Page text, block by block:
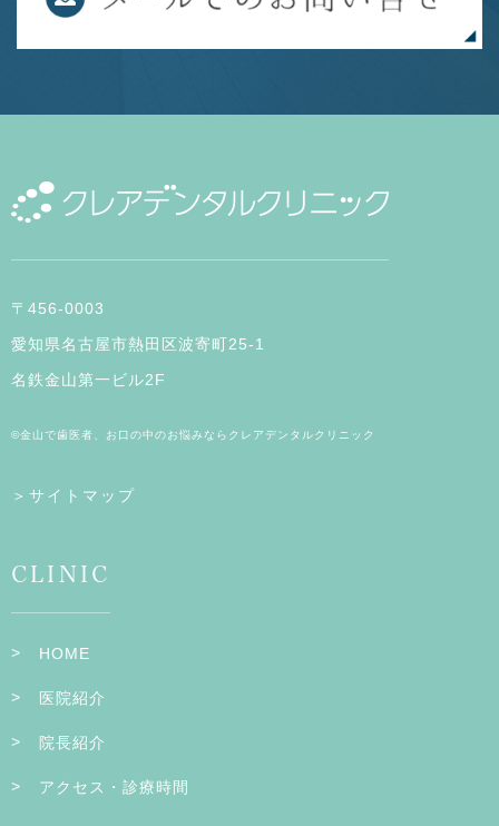
〒456-0003
愛知県名古屋市熱田区波寄町25-1
名鉄金山第一ビル2F
©金山で歯医者、お口の中のお悩みならクレアデンタルクリニック
＞サイトマップ
CLINIC
HOME
医院紹介
院長紹介
アクセス・診療時間